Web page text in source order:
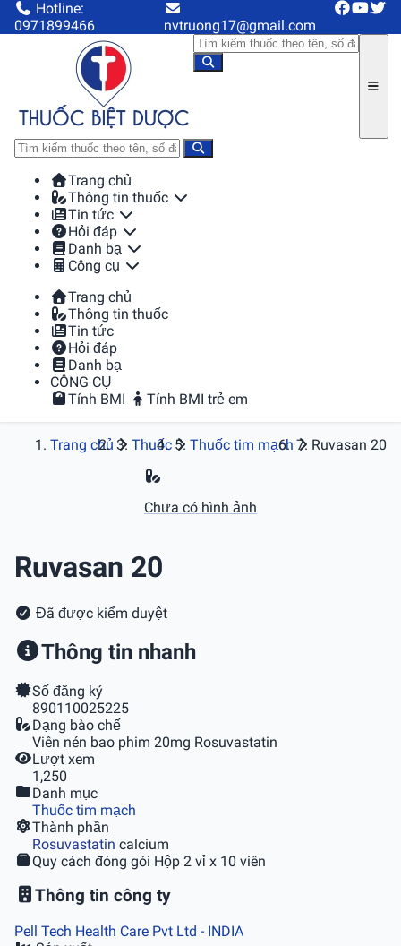
Hotline:
0971899466
nvtruong17@gmail.com
Trang chủ
Thông tin thuốc
Tin tức
Hỏi đáp
Danh bạ
Công cụ
Trang chủ
Thông tin thuốc
Tin tức
Hỏi đáp
Danh bạ
CÔNG CỤ
Tính BMI
Tính BMI trẻ em
Trang chủ Thuốc Thuốc tim mạch Ruvasan 20
Chưa có hình ảnh
Ruvasan 20
Đã được kiểm duyệt
Thông tin nhanh
Số đăng ký
890110025225
Dạng bào chế
Viên nén bao phim 20mg Rosuvastatin
Lượt xem
1,250
Danh mục
Thuốc tim mạch
Thành phần
Rosuvastatin calcium
Quy cách đóng gói Hộp 2 vỉ x 10 viên
Thông tin công ty
Pell Tech Health Care Pvt Ltd - INDIA